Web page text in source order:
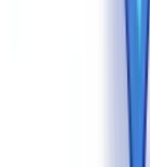
da UE e
COAF e do
identidades
PEP,
verificação que